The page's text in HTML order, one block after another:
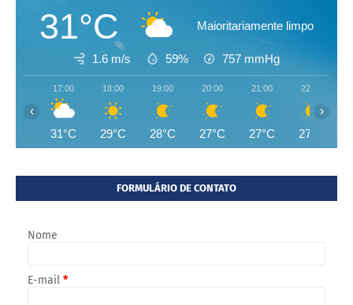
31°C Maioritariamente limpo
1.6 m/s 59% 757 mmHg
17:00
31°C
18:00
29°C
19:00
28°C
20:00
27°C
21:00
27°C
22:00
27°C
‹ ›
FORMULÁRIO DE CONTATO
Nome
E-mail *